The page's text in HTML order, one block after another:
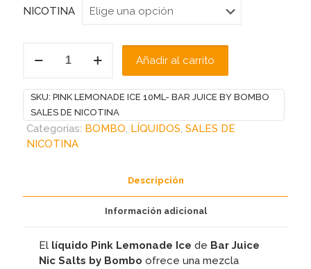
NICOTINA
LEMONADE
10ML-
BAR
JUICE
BY
Añadir al carrito
SKU: PINK LEMONADE ICE 10ML- BAR JUICE BY BOMBO
SALES DE NICOTINA
Categorías: BOMBO, LÍQUIDOS, SALES DE
NICOTINA
Descripción
Información adicional
El líquido Pink Lemonade Icede Bar Juice
Nic Salts by Bombo ofrece una mezcla